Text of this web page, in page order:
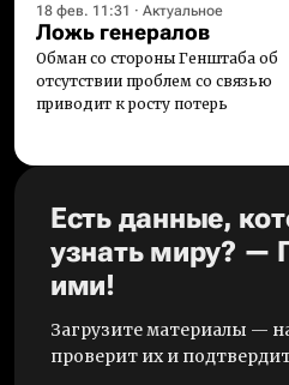
18 фев. 11:31 · Актуальное
Ложь генералов
Обман со стороны Генштаба об
отсутствии проблем со связью
приводит к росту потерь
Есть данные,
узнать миру? —
ими!
Загрузите материалы —
проверит их и